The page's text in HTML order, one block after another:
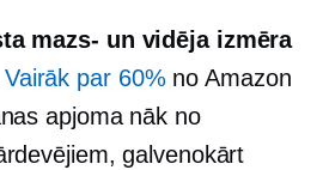
mazs- un vidēja izmēra
Vairāk par 60% no Amazon
apjoma nāk no
galvenokārt